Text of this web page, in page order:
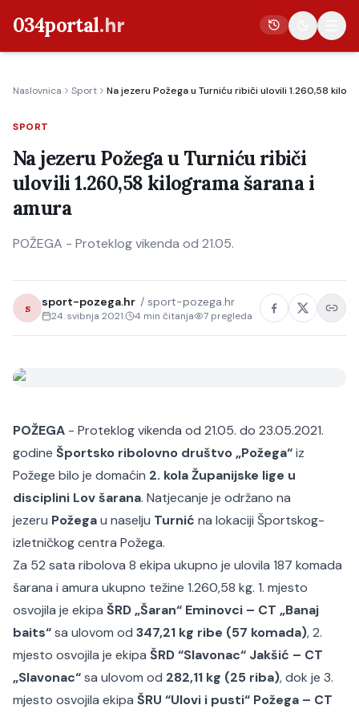
034portal.hr
Crna kronika
Poljoprivreda
Politika
Gospodarstvo
Život
Kultura
Sport
Naslovnica Sport Na jezeru Požega u Turniću ribiči ulovili 1.260,58
SPORT
Na jezeru Požega u Turniću ribiči
ulovili 1.260,58 kilograma šarana i
amura
POŽEGA - Proteklog vikenda od 21.05.
s sport-pozega.hr / sport-pozega.hr
24. svibnja 2021. 4 min čitanja 7 pregleda
POŽEGA - Proteklog vikenda od 21.05. do 23.05.2021.
godine Športsko ribolovno društvo „Požega“iz
Požege bilo je domaćin 2. kola Županijske lige u
disciplini Lov šarana. Natjecanje je održano na
jezeru Požegau naselju Turnić na lokaciji Športskog-
izletničkog centra Požega.
Za 52 sata ribolova 8 ekipa ukupno je ulovila 187 komada
šarana i amura ukupno težine 1.260,58 kg. 1. mjesto
osvojila je ekipa ŠRD „Šaran“ Eminovci – CT „Banaj
baits“sa ulovom od 347,21 kg ribe (57 komada), 2.
mjesto osvojila je ekipa ŠRD “Slavonac“ Jakšić – CT
„Slavonac“sa ulovom od 282,11 kg (25 riba), dok je 3.
mjesto osvojila ekipa ŠRU “Ulovi i pusti“ Požega – CT